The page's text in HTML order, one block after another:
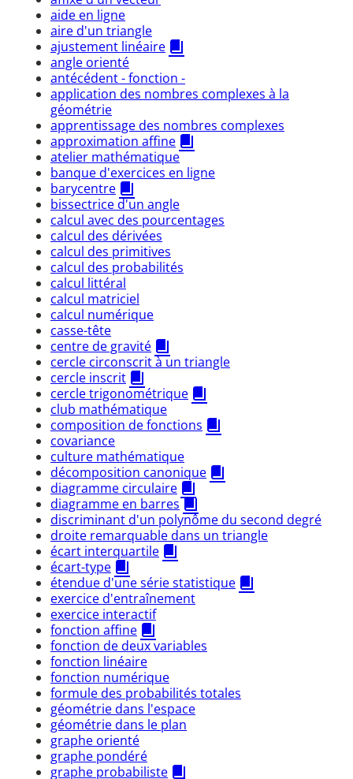
aide en ligne
aire d'un triangle
ajustement linéaire
angle orienté
antécédent - fonction -
application des nombres complexes à la
géométrie
apprentissage des nombres complexes
approximation affine
atelier mathématique
banque d'exercices en ligne
barycentre
bissectrice d'un angle
calcul avec des pourcentages
calcul des dérivées
calcul des primitives
calcul des probabilités
calcul littéral
calcul matriciel
calcul numérique
casse-tête
centre de gravité
cercle circonscrit à un triangle
cercle inscrit
cercle trigonométrique
club mathématique
composition de fonctions
covariance
culture mathématique
décomposition canonique
diagramme circulaire
diagramme en barres
discriminant d'un polynôme du second degré
droite remarquable dans un triangle
écart interquartile
écart-type
étendue d'une série statistique
exercice d'entraînement
exercice interactif
fonction affine
fonction de deux variables
fonction linéaire
fonction numérique
formule des probabilités totales
géométrie dans l'espace
géométrie dans le plan
graphe orienté
graphe pondéré
graphe probabiliste